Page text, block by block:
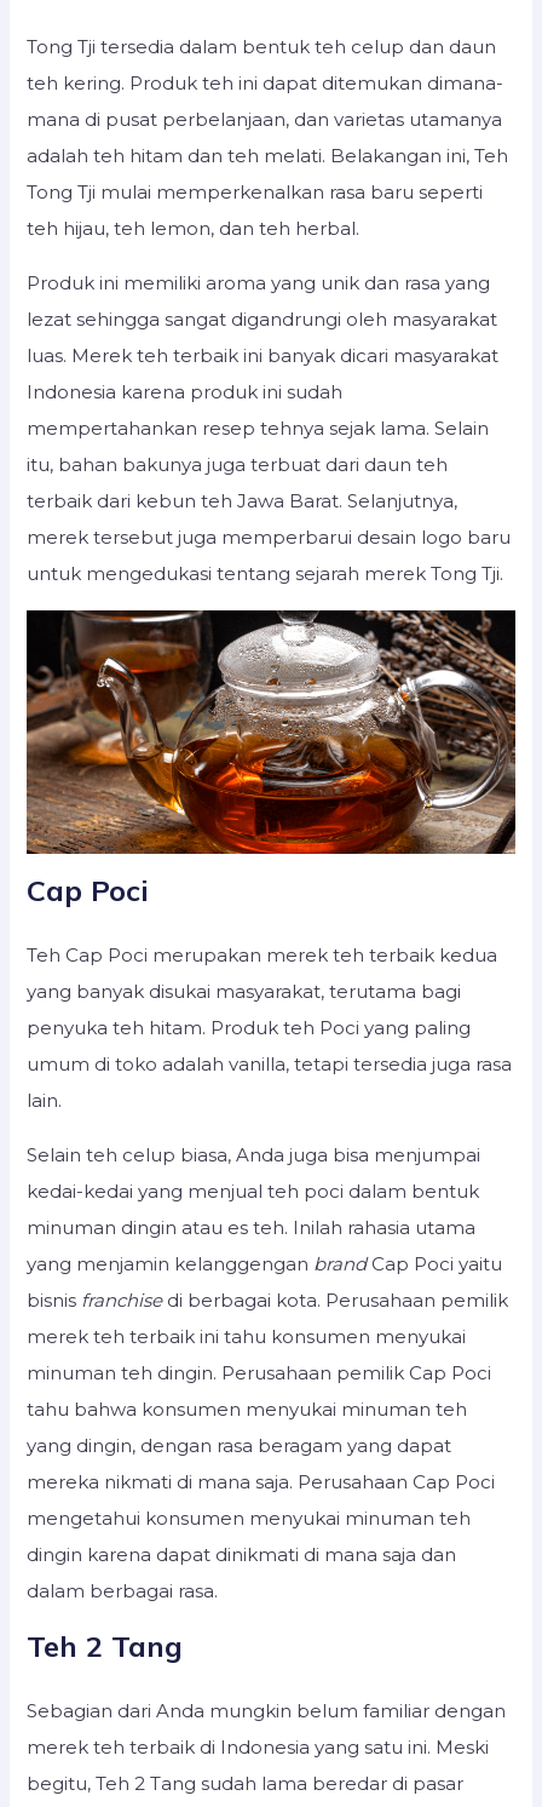
Tong Tji tersedia dalam bentuk teh celup dan daun
teh kering. Produk teh ini dapat ditemukan dimana-
mana di pusat perbelanjaan, dan varietas utamanya
adalah teh hitam dan teh melati. Belakangan ini, Teh
Tong Tji mulai memperkenalkan rasa baru seperti
teh hijau, teh lemon, dan teh herbal.
Produk ini memiliki aroma yang unik dan rasa yang
lezat sehingga sangat digandrungi oleh masyarakat
luas. Merek teh terbaik ini banyak dicari masyarakat
Indonesia karena produk ini sudah
mempertahankan resep tehnya sejak lama. Selain
itu, bahan bakunya juga terbuat dari daun teh
terbaik dari kebun teh Jawa Barat. Selanjutnya,
merek tersebut juga memperbarui desain logo baru
untuk mengedukasi tentang sejarah merek Tong Tji.
Cap Poci
Teh Cap Poci merupakan merek teh terbaik kedua
yang banyak disukai masyarakat, terutama bagi
penyuka teh hitam. Produk teh Poci yang paling
umum di toko adalah vanilla, tetapi tersedia juga rasa
lain.
Selain teh celup biasa, Anda juga bisa menjumpai
kedai-kedai yang menjual teh poci dalam bentuk
minuman dingin atau es teh. Inilah rahasia utama
yang menjamin kelanggengan brandCap Poci yaitu
bisnis franchisedi berbagai kota. Perusahaan pemilik
merek teh terbaik ini tahu konsumen menyukai
minuman teh dingin. Perusahaan pemilik Cap Poci
tahu bahwa konsumen menyukai minuman teh
yang dingin, dengan rasa beragam yang dapat
mereka nikmati di mana saja. Perusahaan Cap Poci
mengetahui konsumen menyukai minuman teh
dingin karena dapat dinikmati di mana saja dan
dalam berbagai rasa.
Teh 2 Tang
Sebagian dari Anda mungkin belum familiar dengan
merek teh terbaik di Indonesia yang satu ini. Meski
begitu, Teh 2 Tang sudah lama beredar di pasar